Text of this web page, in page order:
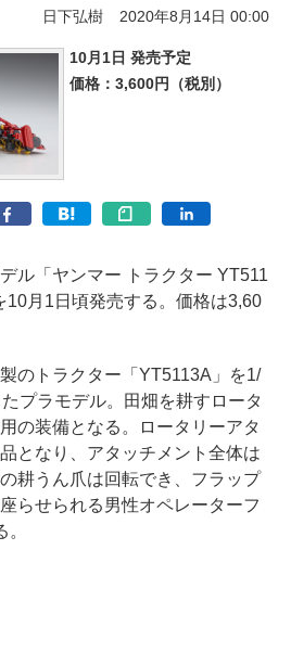
日下弘樹 2020年8月14日 00:00
10月1日 発売予定
価格：3,600円（税別）
ル「ヤンマー トラクター YT511
10月1日頃発売する。価格は3,60
のトラクター「YT5113A」を1/
プラモデル。田畑を耕すロータ
の装備となる。ロータリーアタ
となり、アタッチメント全体は
耕うん爪は回転でき、フラップ
らせられる男性オペレーターフ